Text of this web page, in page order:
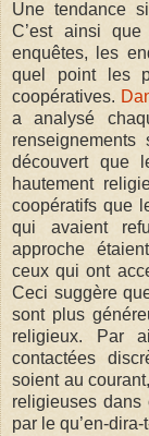
Une tendance
C’est ainsi
enquêtes, les
quel point les
coopératives.
a analysé
découvert que
hautement
coopératifs que
qui avaient
approche
ceux qui ont
Ceci suggère
sont plus
religieux. Par
contactées
soient au
religieuses dans
par le qu’en-